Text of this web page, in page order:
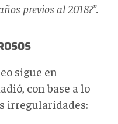
previos al 2018?”.
sigue en
con base a lo
irregularidades: